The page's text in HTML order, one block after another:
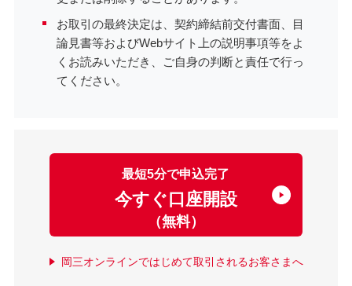
お取引の最終決定は、契約締結前交付書面、目
論見書等およびWebサイト上の説明事項等をよ
くお読みいただき、ご自身の判断と責任で行っ
てください。
最短5分で申込完了
今すぐ口座開設
（無料）
岡三オンラインではじめて取引されるお客さまへ